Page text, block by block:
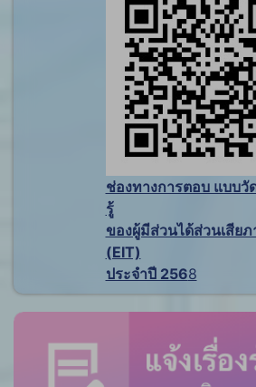
ช่องทางการตอบ แบบวั
รู้
ของผู้มีส่วนได้ส่วนเสีย
(EIT)
ประจำปี 2568